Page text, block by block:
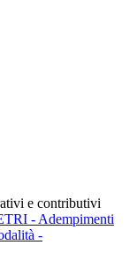
e contributivi
- Adempimenti
-